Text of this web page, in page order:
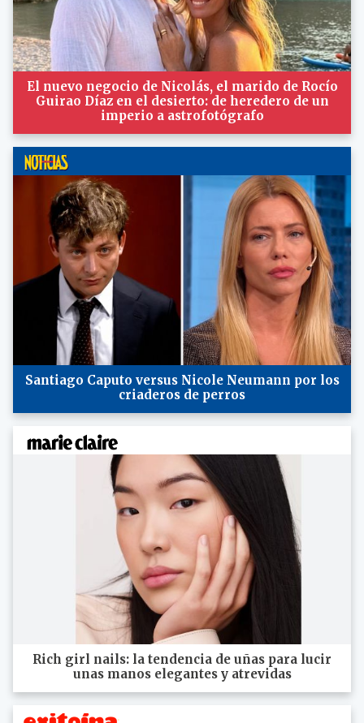
El nuevo negocio de Nicolás, el marido de Rocío
Guirao Díaz en el desierto: de heredero de un
imperio a astrofotógrafo
Santiago Caputo versus Nicole Neumann por los
criaderos de perros
Rich girl nails: la tendencia de uñas para lucir
unas manos elegantes y atrevidas